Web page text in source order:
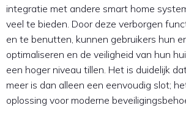
integratie met andere smart home
veel te bieden. Door deze verborgen
en te benutten, kunnen gebruikers hun
optimaliseren en de veiligheid van hun
een hoger niveau tillen. Het is duidelijk
meer is dan alleen een eenvoudig slot;
oplossing voor moderne